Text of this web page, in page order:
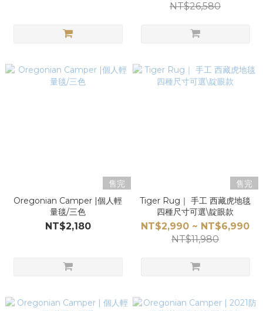
NT$26,580
售完
Oregonian Camper |個人輕
量毯/三色
NT$2,180
售完
Tiger Rug｜ 手工 西藏虎地毯
四種尺寸可選\靛眼款
NT$2,990 ~ NT$6,990
NT$11,980